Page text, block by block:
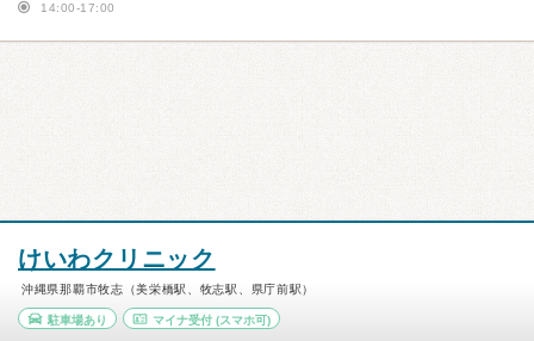
14:00-17:00
けいわクリニック
沖縄県那覇市牧志（美栄橋駅、牧志駅、県庁前駅）
駐車場あり マイナ受付(スマホ可)